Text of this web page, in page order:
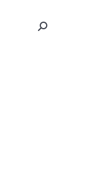
Search:
Search: